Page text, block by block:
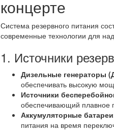
концерте
Система резервного питания
современные технологии для
1. Источники
Дизельные генераторы
обеспечивать высокую
Источники
обеспечивающий плавное
Аккумуляторные
питания на время